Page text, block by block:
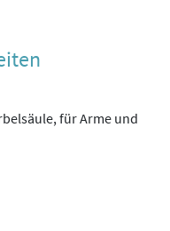
für Arme und